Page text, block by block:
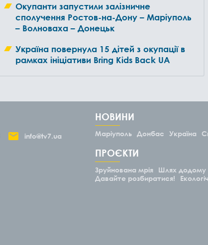
Окупанти запустили залізничне
сполучення Ростов-на-Дону – Маріуполь
– Волноваха – Донецьк
Україна повернула 15 дітей з окупації в
рамках ініціативи Bring Kids Back UA
info@tv7.ua
НОВИНИ
Маріуполь Донбас Україна
ПРОЄКТИ
Зруйнована мрія Шлях додому
Давайте розбиратися!